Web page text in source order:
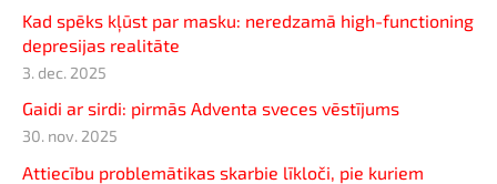
Kad spēks kļūst par masku: neredzamā high-functioning
depresijas realitāte
3. dec. 2025
Gaidi ar sirdi: pirmās Adventa sveces vēstījums
30. nov. 2025
Attiecību problemātikas skarbie līkloči, pie kuriem